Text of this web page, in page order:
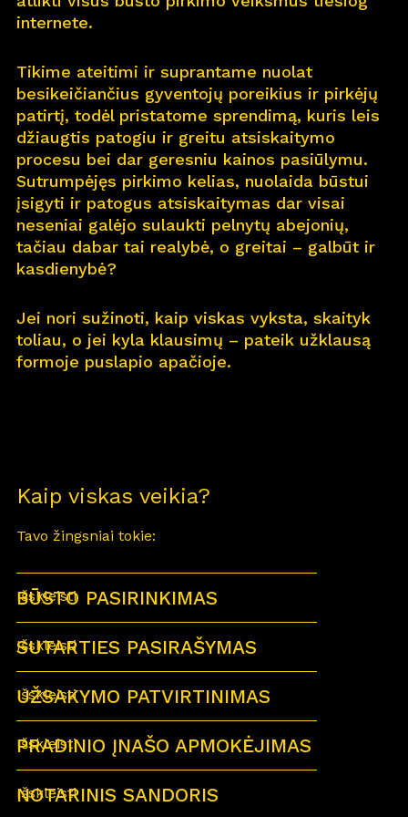
Apiemus
Karjera 11
Naujienos
Nauj ų namų kortelė
Kontaktai
internete.
Tikime ateitimi ir suprantame nuolat
besikeičiančius gyventojų poreikius ir pirkėjų
patirtį, todėl pristatome sprendimą, kuris leis
džiaugtis patogiu ir greitu atsiskaitymo
procesu bei dar geresniu kainos pasiūlymu.
Sutrumpėjęs pirkimo kelias, nuolaida būstui
įsigyti ir patogus atsiskaitymas dar visai
neseniai galėjo sulaukti pelnytų abejonių,
tačiau dabar tai realybė, o greitai – galbūt ir
kasdienybė?
Jei nori sužinoti, kaip viskas vyksta, skaityk
toliau, o jei kyla klausimų – pateik užklausą
formoje puslapio apačioje.
Kaip viskas veikia?
Tavo žingsniai tokie:
Išskleisti
BŪSTO PASIRINKIMAS
Išskleisti
SUTARTIES PASIRAŠYMAS
Išskleisti
UŽSAKYMO PATVIRTINIMAS
Išskleisti
PRADINIO ĮNAŠO APMOKĖJIMAS
Išskleisti
NOTARINIS SANDORIS